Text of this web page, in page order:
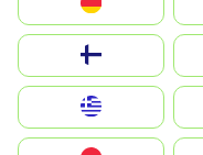
United Kingdom
Magyarország